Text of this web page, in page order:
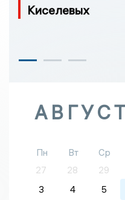
Киселевых
Пн Вт Ср
27
28 29
3
4 5